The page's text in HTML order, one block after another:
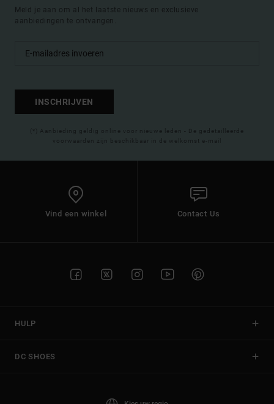
Meld je aan om al het laatste nieuws en exclusieve
aanbiedingen te ontvangen.
INSCHRIJVEN
(*) Aanbieding geldig online voor nieuwe leden - De gedetailleerde
voorwaarden zijn beschikbaar in de welkomst e-mail
Vind een winkel Contact Us
HULP
DC SHOES